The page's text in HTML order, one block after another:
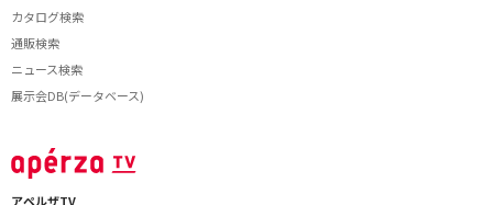
カタログ検索
通販検索
ニュース検索
展示会DB(データベース)
アペルザTV